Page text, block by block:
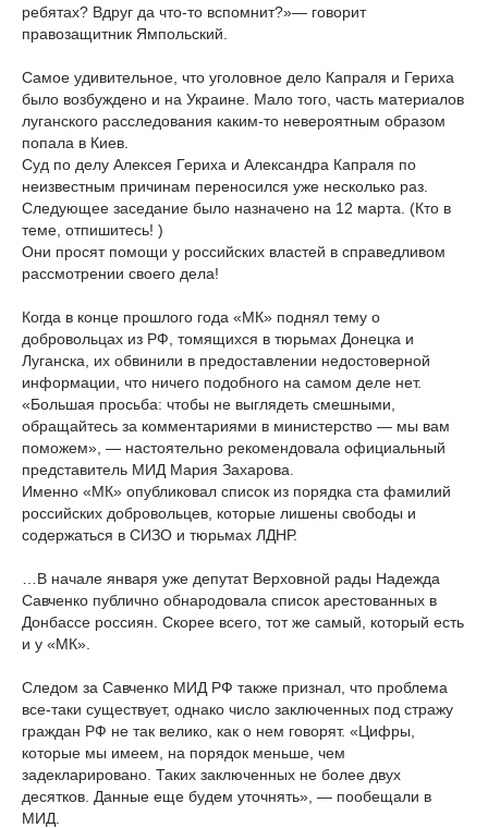
ребятах? Вдруг да что-то вспомнит?»— говорит
правозащитник Ямпольский.
Самое удивительное, что уголовное дело Капраля и Гериха
было возбуждено и на Украине. Мало того, часть материалов
луганского расследования каким-то невероятным образом
попала в Киев.
Суд по делу Алексея Гериха и Александра Капраля по
неизвестным причинам переносился уже несколько раз.
Следующее заседание было назначено на 12 марта. (Кто в
теме, отпишитесь! )
Они просят помощи у российских властей в справедливом
рассмотрении своего дела!
Когда в конце прошлого года «МК» поднял тему о
добровольцах из РФ, томящихся в тюрьмах Донецка и
Луганска, их обвинили в предоставлении недостоверной
информации, что ничего подобного на самом деле нет.
«Большая просьба: чтобы не выглядеть смешными,
обращайтесь за комментариями в министерство — мы вам
поможем», — настоятельно рекомендовала официальный
представитель МИД Мария Захарова.
Именно «МК» опубликовал список из порядка ста фамилий
российских добровольцев, которые лишены свободы и
содержаться в СИЗО и тюрьмах ЛДНР.
…В начале января уже депутат Верховной рады Надежда
Савченко публично обнародовала список арестованных в
Донбассе россиян. Скорее всего, тот же самый, который есть
и у «МК».
Следом за Савченко МИД РФ также признал, что проблема
все-таки существует, однако число заключенных под стражу
граждан РФ не так велико, как о нем говорят. «Цифры,
которые мы имеем, на порядок меньше, чем
задекларировано. Таких заключенных не более двух
десятков. Данные еще будем уточнять», — пообещали в
МИД.